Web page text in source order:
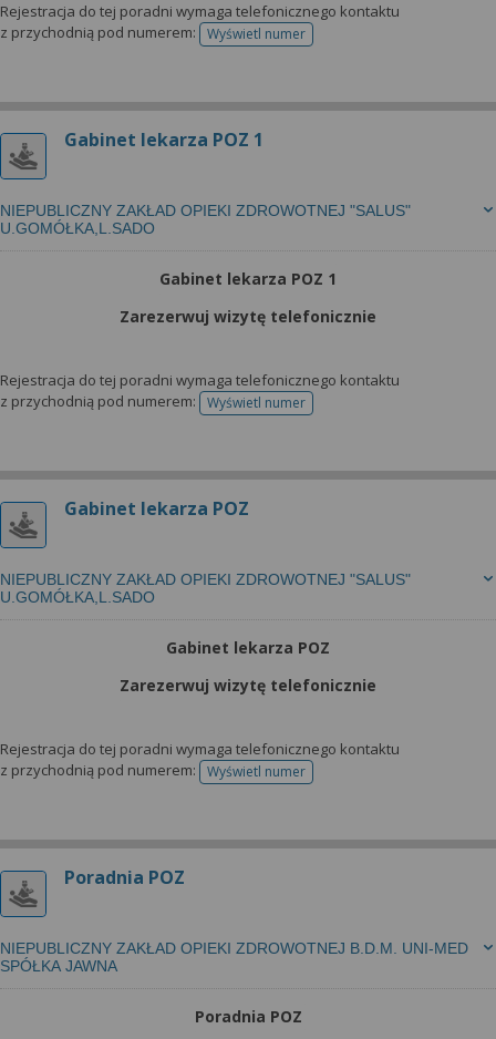
Rejestracja do tej poradni wymaga telefonicznego kontaktu
z przychodnią pod numerem:
Wyświetl numertelefonu do rejestracji
Gabinet lekarza POZ 1
NIEPUBLICZNY ZAKŁAD OPIEKI ZDROWOTNEJ "SALUS"
U.GOMÓŁKA,L.SADO
Gabinet lekarza POZ 1
Zarezerwuj wizytę telefonicznie
Rejestracja do tej poradni wymaga telefonicznego kontaktu
z przychodnią pod numerem:
Wyświetl numertelefonu do rejestracji
Gabinet lekarza POZ
NIEPUBLICZNY ZAKŁAD OPIEKI ZDROWOTNEJ "SALUS"
U.GOMÓŁKA,L.SADO
Gabinet lekarza POZ
Zarezerwuj wizytę telefonicznie
Rejestracja do tej poradni wymaga telefonicznego kontaktu
z przychodnią pod numerem:
Wyświetl numertelefonu do rejestracji
Poradnia POZ
NIEPUBLICZNY ZAKŁAD OPIEKI ZDROWOTNEJ B.D.M. UNI-MED
SPÓŁKA JAWNA
Poradnia POZ